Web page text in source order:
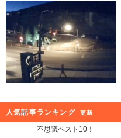
人気記事ランキング 更新
不思議ベスト10！